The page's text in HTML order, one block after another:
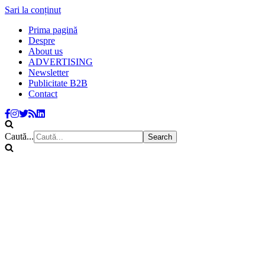
Sari la conținut
Prima pagină
Despre
About us
ADVERTISING
Newsletter
Publicitate B2B
Contact
Caută...